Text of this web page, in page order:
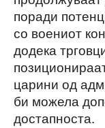
поради
со воениот
додека
царини од
би можела
достапноста.